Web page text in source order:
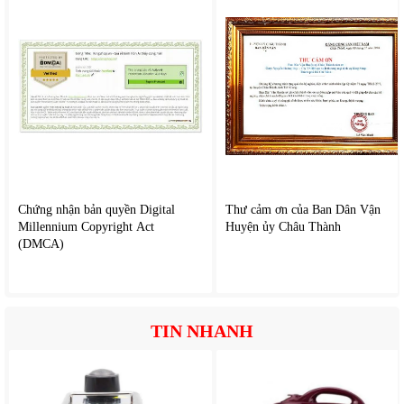
Hơn nữa, việc tháo lắp và vệ sinh khay chứa rất đơn giản,
giúp tiết kiệm thời gian bảo trì.
Chứng nhận bản quyền Digital
Millennium Copyright Act
(DMCA)
Thư cảm ơn của Ban Dân Vận
Huyện ủy Châu Thành
TIN NHANH